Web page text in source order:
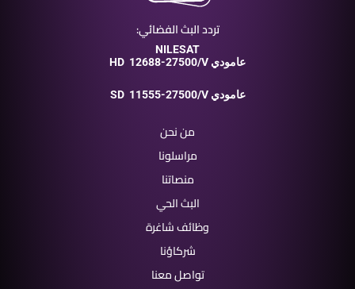
تردد البث الفضائي:
NILESAT
HD
12688-27500/V عامودي
SD 11555-27500/V عامودي
من نحن
مراسلونا
منصاتنا
البث الحي
وظائف شاغرة
شركاؤنا
تواصل معنا